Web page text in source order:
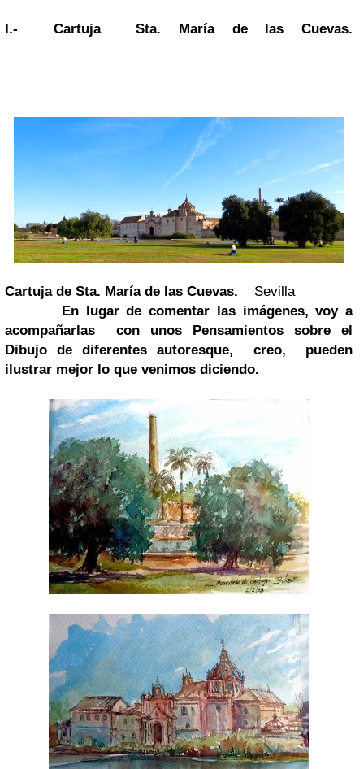
I.- Cartuja Sta. María de las Cuevas.
Cartuja de Sta. María de las Cuevas.
Sevilla
En lugar de comentar las imágenes, voy a
acompañarlas con unos Pensamientos sobre el
Dibujode diferentes autoresque, creo, pueden
ilustrar mejor lo que venimos diciendo.